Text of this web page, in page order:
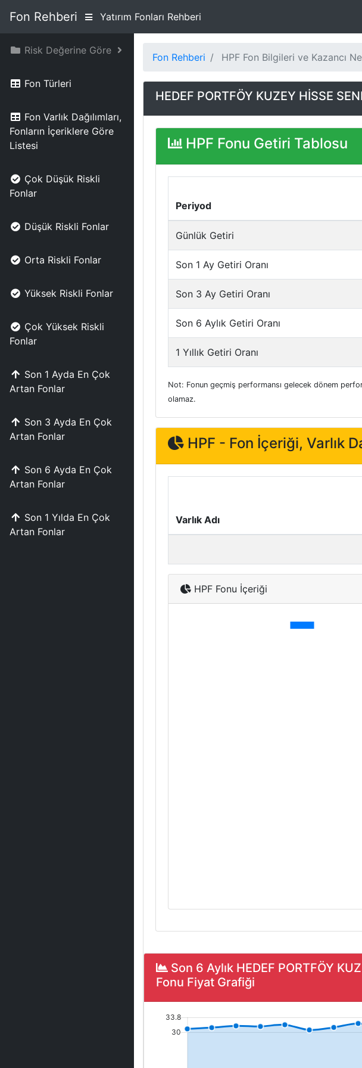
Fon Rehberi Yatırım Fonları Rehberi
Risk Değerine Göre
Fon Türleri
Fon Varlık Dağılımları,
Fonların İçeriklere Göre
Listesi
Çok Düşük Riskli
Fonlar
Düşük Riskli Fonlar
Orta Riskli Fonlar
Yüksek Riskli Fonlar
Çok Yüksek Riskli
Fonlar
Son 1 Ayda En Çok
Artan Fonlar
Son 3 Ayda En Çok
Artan Fonlar
Son 6 Ayda En Çok
Artan Fonlar
Son 1 Yılda En Çok
Artan Fonlar
Fon Rehberi HPF Fon Bilgileri ve Kazancı
HEDEF PORTFÖY KUZEY HİSSE
HPF Fonu Getiri Tablosu
Periyod
Günlük Getiri
Son 1 Ay Getiri Oranı
Son 3 Ay Getiri Oranı
Son 6 Aylık Getiri Oranı
1 Yıllık Getiri Oranı
Not: Fonun geçmiş performansı gelecek dönem
olamaz.
HPF - Fon İçeriği, Varlık
Varlık Adı
HPF Fonu İçeriği
Son 6 Aylık HEDEF PORTFÖY
Fonu Fiyat Grafiği